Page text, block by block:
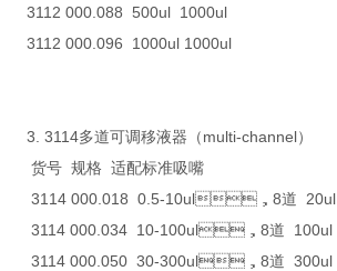
3112 000.088 500ul 1000ul
3112 000.096 1000ul 1000ul
3. 3114多道可调移液器（multi-channel）
货号 规格 适配标准吸嘴
3114 000.018 0.5-10ul，8道 20ul
3114 000.034 10-100ul，8道 100ul
3114 000.050 30-300ul，8道 300ul